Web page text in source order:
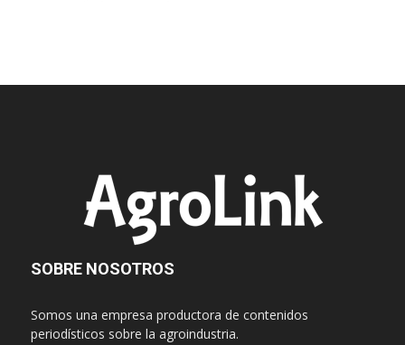
SOBRE NOSOTROS
Somos una empresa productora de contenidos
periodísticos sobre la agroindustria.